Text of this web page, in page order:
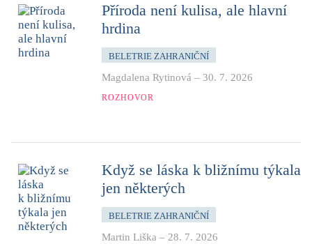
Příroda není kulisa, ale hlavní
hrdina
BELETRIE ZAHRANIČNÍ
Magdalena Rytinová – 30. 7. 2026
ROZHOVOR
Když se láska k bližnímu týkala
jen některých
BELETRIE ZAHRANIČNÍ
Martin Liška – 28. 7. 2026